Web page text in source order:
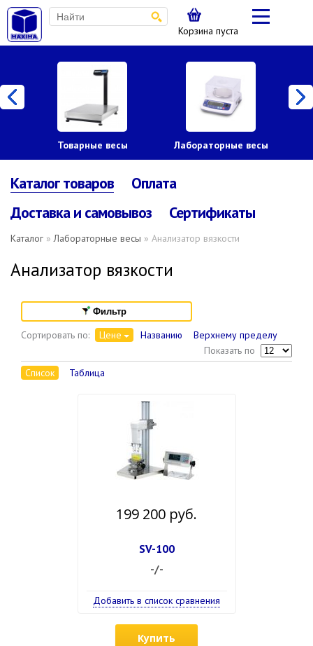
Корзина пуста
Товарные весы Лабораторные весы
Каталог товаров
Оплата
Доставка и самовывоз
Сертификаты
Каталог »Лабораторные весы » Анализатор вязкости
Анализатор вязкости
Фильтр
Сортировать по: Цене Названию
Верхнему пределу
Показать по
Список
Таблица
199 200 руб.
SV-100
-/-
Добавить в список сравнения
Купить